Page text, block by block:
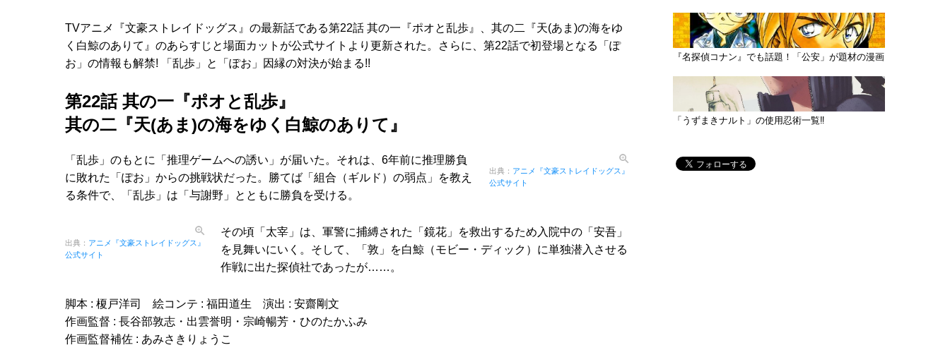
TVアニメ『文豪ストレイドッグス』の最新話である第22話 其の一『ポオと乱歩』、其の二『天(あま)の海をゆ
く白鯨のありて』のあらすじと場面カットが公式サイトより更新された。さらに、第22話で初登場となる「ぽ
お」の情報も解禁! 「乱歩」と「ぽお」因縁の対決が始まる!!
第22話 其の一『ポオと乱歩』
其の二『天(あま)の海をゆく白鯨のありて』
出典： アニメ『文豪ストレイドッグス』
公式サイト
「乱歩」のもとに「推理ゲームへの誘い」が届いた。それは、6年前に推理勝負
に敗れた「ぽお」からの挑戦状だった。勝てば「組合（ギルド）の弱点」を教え
る条件で、「乱歩」は「与謝野」とともに勝負を受ける。
出典： アニメ『文豪ストレイドッグス』
公式サイト
その頃「太宰」は、軍警に捕縛された「鏡花」を救出するため入院中の「安吾」
を見舞いにいく。そして、「敦」を白鯨（モビー・ディック）に単独潜入させる
作戦に出た探偵社であったが……。
脚本 : 榎戸洋司 絵コンテ : 福田道生 演出 : 安齋剛文
作画監督 : 長谷部敦志・出雲誉明・宗崎暢芳・ひのたかふみ
作画監督補佐 : あみさきりょうこ
『名探偵コナン』でも話題！「公安」が題材の漫画
「うずまきナルト」の使用忍術一覧‼